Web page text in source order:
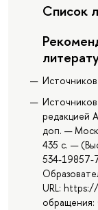
Список
редакцией
доп. —
435 с. —
534-19857-
URL: